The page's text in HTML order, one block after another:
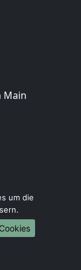
Main
um die